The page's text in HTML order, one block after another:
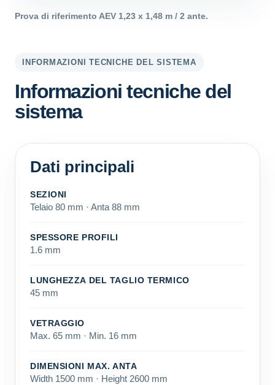
Prova di riferimento AEV 1,23 x 1,48 m / 2 ante.
INFORMAZIONI TECNICHE DEL SISTEMA
Informazioni tecniche del
sistema
Dati principali
SEZIONI
Telaio 80 mm · Anta 88 mm
SPESSORE PROFILI
1.6 mm
LUNGHEZZA DEL TAGLIO TERMICO
45 mm
VETRAGGIO
Max. 65 mm · Min. 16 mm
DIMENSIONI MAX. ANTA
Width 1500 mm · Height 2600 mm